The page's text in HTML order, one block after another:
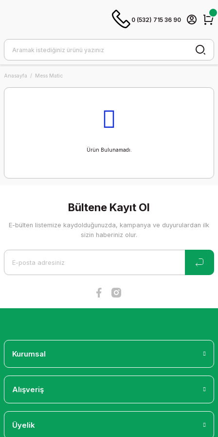
0 (532) 715 36 90
Anasayfa Mess Matic
Ürün Bulunamadı.
Bültene Kayıt Ol
E-bülten listemize kaydolduğunuzda, kampanya ve duyurulardan ilk
sizin haberiniz olur.
Kurumsal
Alışveriş
Üyelik